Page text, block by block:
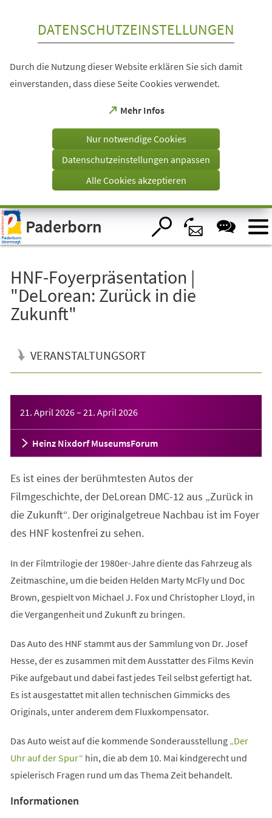
Visuelle
Assistenzsoftware
öffnen.
DATENSCHUTZEINSTELLUNGEN
Durch die Nutzung dieser Website erklären Sie sich damit
einverstanden, dass diese Seite Cookies verwendet.
Mehr Infos
(Öffnet
einem
Tab)
Nur notwendige Cookies
Datenschutzeinstellungen anpassen
Alle Cookies akzeptieren
Paderborn
HNF-Foyerpräsentation |
"DeLorean: Zurück in die
Zukunft"
VERANSTALTUNGSORT
21. April 2026– 21. April 2026
Heinz Nixdorf MuseumsForum
Es ist eines der berühmtesten Autos der
Filmgeschichte, der DeLorean DMC-12 aus „Zurück in
die Zukunft“. Der originalgetreue Nachbau ist im Foyer
des HNF kostenfrei zu sehen.
In der Filmtrilogie der 1980er-Jahre diente das Fahrzeug als
Zeitmaschine, um die beiden Helden Marty McFly und Doc
Brown, gespielt von Michael J. Fox und Christopher Lloyd, in
die Vergangenheit und Zukunft zu bringen.
Das Auto des HNF stammt aus der Sammlung von Dr. Josef
Hesse, der es zusammen mit dem Ausstatter des Films Kevin
Pike aufgebaut und dabei fast jedes Teil selbst gefertigt hat.
Es ist ausgestattet mit allen technischen Gimmicks des
Originals, unter anderem dem Fluxkompensator.
Das Auto weist auf die kommende Sonderausstellung „Der
Uhr auf der Spur“
(Öffnet
neuen
hin, die ab dem 10. Mai kindgerecht und
spielerisch Fragen rund um das Thema Zeit behandelt.
Informationen